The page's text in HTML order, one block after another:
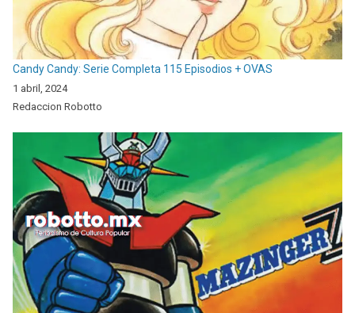
Candy Candy: Serie Completa 115 Episodios + OVAS
1 abril, 2024
Redaccion Robotto